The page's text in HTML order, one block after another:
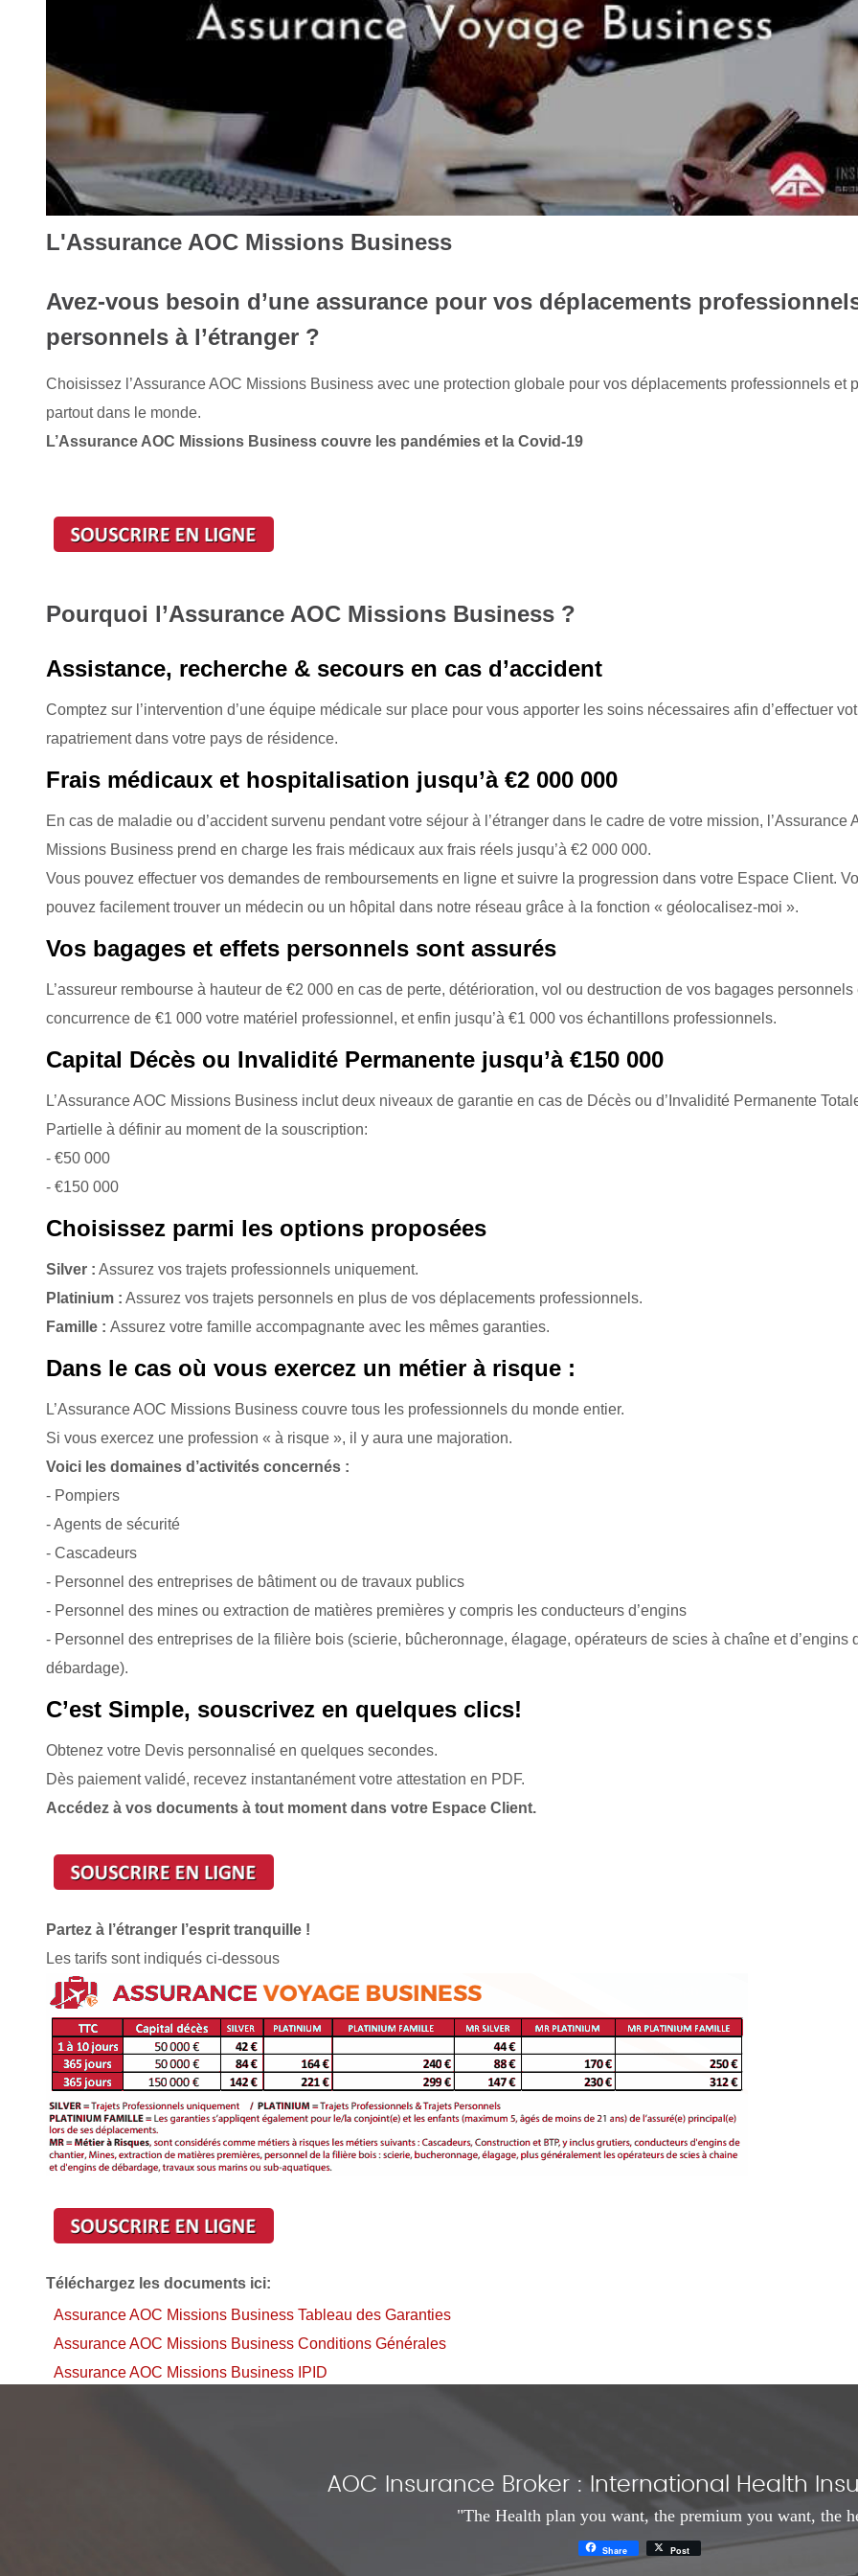
L'Assurance AOC Missions Business
Avez-vous besoin d’une assurance pour vos déplacements
personnels à l’étranger ?
Choisissez l’Assurance AOC Missions Business avec une protection globale pour vos déplacements professionnels et
partout dans le monde.
L’Assurance AOC Missions Business couvre les pandémies et la Covid-19
Pourquoi l’Assurance AOC Missions Business ?
Assistance, recherche & secours en cas d’accident
Comptez sur l’intervention d’une équipe médicale sur place pour vous apporter les soins nécessaires afin d’effectuer
rapatriement dans votre pays de résidence.
Frais médicaux et hospitalisation jusqu’à €2 000 000
En cas de maladie ou d’accident survenu pendant votre séjour à l’étranger dans le cadre de votre mission, l’Assurance
Missions Business prend en charge les frais médicaux aux frais réels jusqu’à €2 000 000.
Vous pouvez effectuer vos demandes de remboursements en ligne et suivre la progression dans votre Espace Client.
pouvez facilement trouver un médecin ou un hôpital dans notre réseau grâce à la fonction « géolocalisez-moi ».
Vos bagages et effets personnels sont assurés
L’assureur rembourse à hauteur de €2 000 en cas de perte, détérioration, vol ou destruction de vos bagages personnels
concurrence de €1 000 votre matériel professionnel, et enfin jusqu’à €1 000 vos échantillons professionnels.
Capital Décès ou Invalidité Permanente jusqu’à €150 000
L’Assurance AOC Missions Business inclut deux niveaux de garantie en cas de Décès ou d’Invalidité Permanente
Partielle à définir au moment de la souscription:
- €50 000
- €150 000
Choisissez parmi les options proposées
Silver : Assurez vos trajets professionnels uniquement.
Platinium : Assurez vos trajets personnels en plus de vos déplacements professionnels.
Famille : Assurez votre famille accompagnante avec les mêmes garanties.
Dans le cas où vous exercez un métier à risque :
L’Assurance AOC Missions Business couvre tous les professionnels du monde entier.
Si vous exercez une profession « à risque », il y aura une majoration.
Voici les domaines d’activités concernés :
- Pompiers
- Agents de sécurité
- Cascadeurs
- Personnel des entreprises de bâtiment ou de travaux publics
- Personnel des mines ou extraction de matières premières y compris les conducteurs d’engins
- Personnel des entreprises de la filière bois (scierie, bûcheronnage, élagage, opérateurs de scies à chaîne et d’engins
débardage).
C’est Simple, souscrivez en quelques clics!
Obtenez votre Devis personnalisé en quelques secondes.
Dès paiement validé, recevez instantanément votre attestation en PDF.
Accédez à vos documents à tout moment dans votre Espace Client.
Partez à l’étranger l’esprit tranquille !
Les tarifs sont indiqués ci-dessous
Téléchargez les documents ici:
Assurance AOC Missions Business Tableau des Garanties
Assurance AOC Missions Business Conditions Générales
Assurance AOC Missions Business IPID
AOC Insurance Broker : International Health
"The Health plan you want, the premium you want, the
Share Post